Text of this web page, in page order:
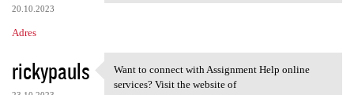
20.10.2023
Adres
rickypauls Want to connect with
Want to connect with Assignment Help online
services? Visit the website of